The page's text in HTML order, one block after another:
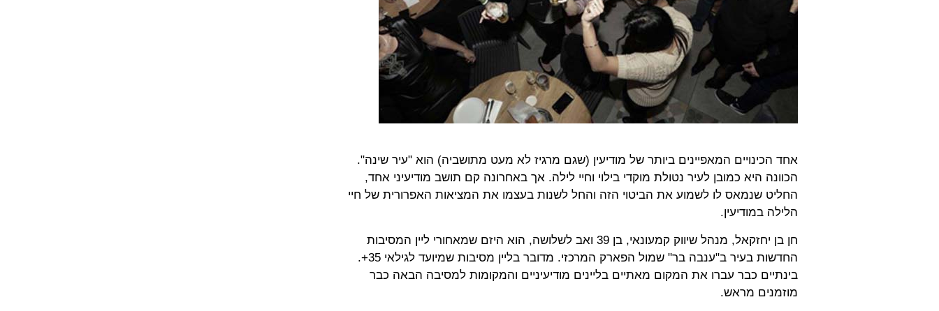
אחד הכינויים המאפיינים ביותר של מודיעין (שגם מרגיז לא מעט מתושביה) הוא "עיר שינה".
הכוונה היא כמובן לעיר נטולת מוקדי בילוי וחיי לילה. אך באחרונה קם תושב מודיעיני אחד,
החליט שנמאס לו לשמוע את הביטוי הזה והחל לשנות בעצמו את המציאות האפרורית של חיי
הלילה במודיעין.
חן בן יחזקאל, מנהל שיווק קמעונאי, בן 39 ואב לשלושה, הוא היזם שמאחורי ליין המסיבות
החדשות בעיר ב"ענבה בר" שמול הפארק המרכזי. מדובר בליין מסיבות שמיועד לגילאי 35+.
בינתיים כבר עברו את המקום מאתיים בליינים מודיעיניים והמקומות למסיבה הבאה כבר
מוזמנים מראש.